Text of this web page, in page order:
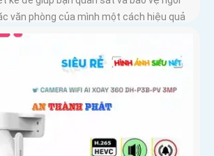
văn phòng của mình một cách hiệu quả